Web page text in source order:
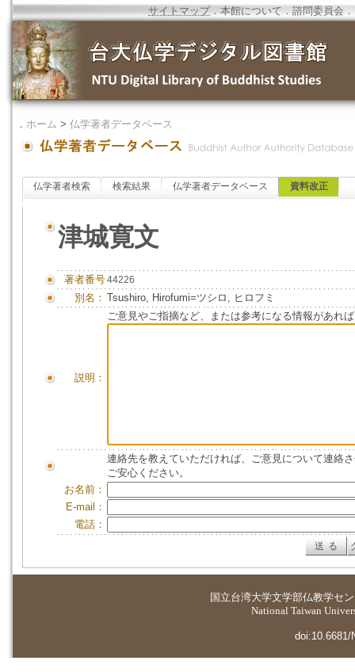
サイトマップ．本館について ．諮問委員会 ．
． ホーム > 仏学著者データベース
仏学著者検索 検索結果 仏学著者データベース 資料改正
津城寛文
著者番号44226
別名： Tsushiro, Hirofumi=ツシロ, ヒロフミ
説明：
ご意見やご指摘など、または参考になる情報があれ
連絡先を教えていただければ、ご意見について連絡
ご安心ください。
お名前：
E-mail：
電話：
国立台湾大学文学部仏教学セ
National Taiwan
doi:10.6681/